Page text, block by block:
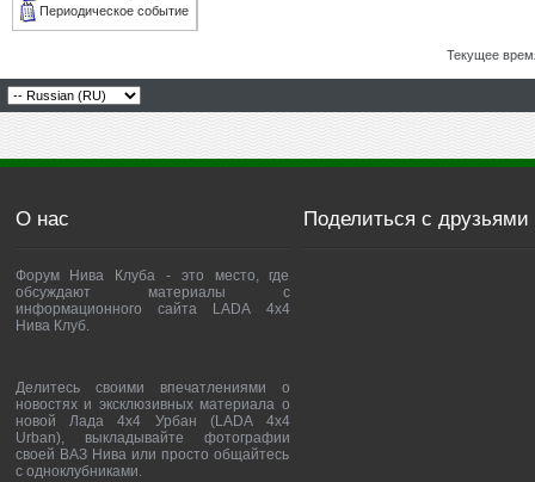
Периодическое событие
Текущее
О нас
Форум Нива Клуба - это место, где
обсуждают материалы с
информационного сайта LADA 4x4
Нива Клуб.
Делитесь своими впечатлениями о
новостях и эксклюзивных материала о
новой Лада 4х4 Урбан (LADA 4x4
Urban), выкладывайте фотографии
своей ВАЗ Нива или просто общайтесь
с одноклубниками.
Поделиться с друзьями